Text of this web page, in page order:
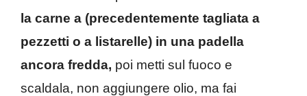
la carne a (precedentemente tagliata a
pezzetti o a listarelle) in una padella
ancora fredda, poi metti sul fuoco e
scaldala, non aggiungere olio, ma fai